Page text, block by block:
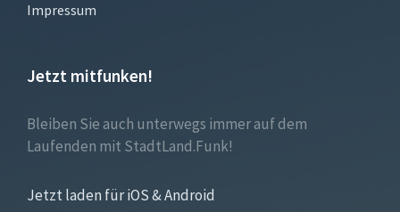
Impressum
Jetzt mitfunken!
Bleiben Sie auch unterwegs immer auf dem
Laufenden mit StadtLand.Funk!
Jetzt laden für iOS & Android